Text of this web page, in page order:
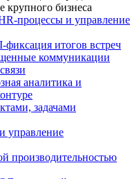
крупного бизнеса
процессы и управление
итогов встреч
коммуникации
аналитика и
задачами
управление
производительностью